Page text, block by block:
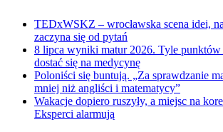
TEDxWSKZ – wrocławska scena idei,
zaczyna się od pytań
8 lipca wyniki matur 2026. Tyle punktów
dostać się na medycynę
Poloniści się buntują. „Za sprawdzanie
mniej niż angliści i matematycy”
Wakacje dopiero ruszyły, a miejsc na
Eksperci alarmują